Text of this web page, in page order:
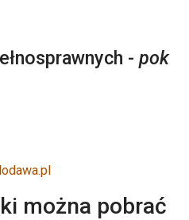
- pok
można pobrać